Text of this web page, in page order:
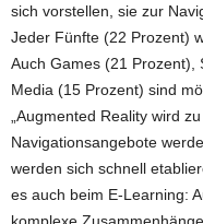
sich vorstellen, sie zur
Jeder Fünfte (22 Prozent)
Auch Games (21 Prozent),
Media (15 Prozent) sind
„Augmented Reality wird
Navigationsangebote
werden sich schnell
es auch beim E-Learning: